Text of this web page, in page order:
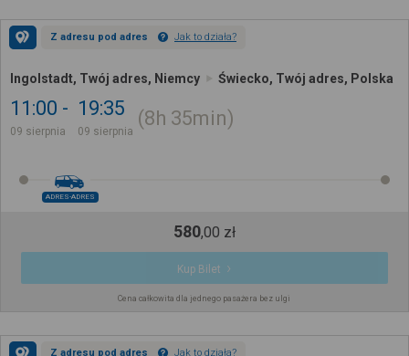
Z adresu pod adres Jak to działa?
Ingolstadt, Twój adres, Niemcy Świecko, Twój adres, Polska
11:00
09 sierpnia
19:35
09 sierpnia
8h 35min
ADRES-ADRES
580,00 zł
Kup Bilet
Cena całkowita dla jednego pasażera bez ulgi
Z adresu pod adres Jak to działa?